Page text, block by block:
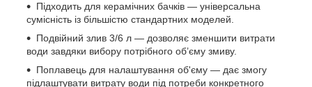
Підходить для керамічних бачків — універсальна
сумісність із більшістю стандартних моделей.
Подвійний злив 3/6 л — дозволяє зменшити витрати
води завдяки вибору потрібного об’єму змиву.
Поплавець для налаштування об'єму — дає змогу
підлаштувати витрату води під потреби конкретного